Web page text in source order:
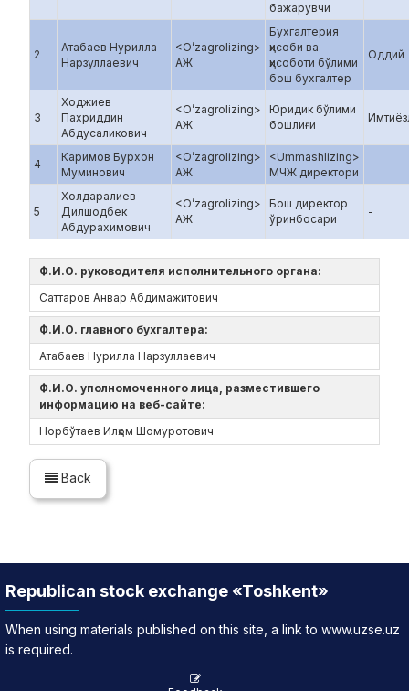
бажарувчи
2
Атабаев Нурилла
Нарзуллаевич
<O’zagrolizing>
АЖ
Бухгалтерия
ҳисоби ва
ҳисоботи бўлими
бош бухгалтер
Оддий
3
Ходжиев
Пахриддин
Абдусаликович
<O’zagrolizing>
АЖ
Юридик бўлими
бошлиғи
4
Каримов Бурхон
Муминович
<O’zagrolizing>
АЖ
<Ummashlizing>
МЧЖ директори
-
5
Холдаралиев
Дилшодбек
Абдурахимович
<O’zagrolizing>
АЖ
Бош директор
ўринбосари
-
Ф.И.О. руководителя исполнительного органа:
Саттаров Анвар Абдимажитович
Ф.И.О. главного бухгалтера:
Атабаев Нурилла Нарзуллаевич
Ф.И.О. уполномоченного лица, разместившего
информацию на веб-сайте:
Норбўтаев Илҳом Шомуротович
Back
Republican stock exchange «Toshkent»
When using materials published on this site, a link to www.uzse.uz
is required.